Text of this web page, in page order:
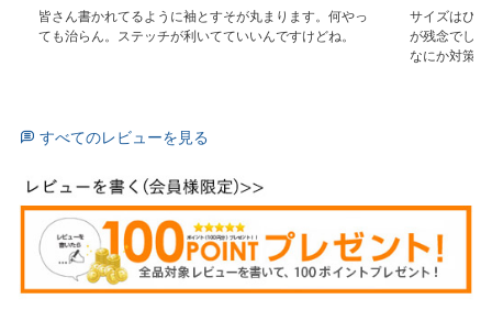
皆さん書かれてるように袖とすそが丸まります。何やっ
ても治らん。ステッチが利いてていいんですけどね。
サイズはぴ
が残念でした
なにか対策
すべてのレビューを見る